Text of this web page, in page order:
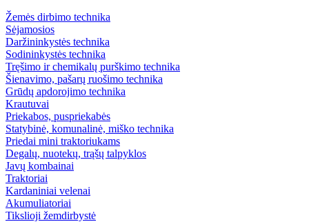
Žemės dirbimo technika
Sėjamosios
Daržininkystės technika
Sodininkystės technika
Tręšimo ir chemikalų purškimo technika
Šienavimo, pašarų ruošimo technika
Grūdų apdorojimo technika
Krautuvai
Priekabos, puspriekabės
Statybinė, komunalinė, miško technika
Priedai mini traktoriukams
Degalų, nuotekų, trąšų talpyklos
Javų kombainai
Traktoriai
Kardaniniai velenai
Akumuliatoriai
Tikslioji žemdirbystė